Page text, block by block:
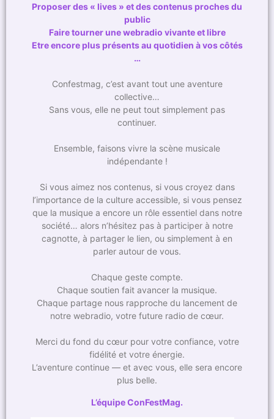
Proposer des « lives » et des contenus proches du
public
Faire tourner une webradio vivante et libre
Etre encore plus présents au quotidien à vos côtés
…
Confestmag, c’est avant tout une aventure
collective…
Sans vous, elle ne peut tout simplement pas
continuer.
Ensemble, faisons vivre la scène musicale
indépendante !
Si vous aimez nos contenus, si vous croyez dans
l’importance de la culture accessible, si vous pensez
que la musique a encore un rôle essentiel dans notre
société… alors n’hésitez pas à participer à notre
cagnotte, à partager le lien, ou simplement à en
parler autour de vous.
Chaque geste compte.
Chaque soutien fait avancer la musique.
Chaque partage nous rapproche du lancement de
notre webradio, votre future radio de cœur.
Merci du fond du cœur pour votre confiance, votre
fidélité et votre énergie.
L’aventure continue — et avec vous, elle sera encore
plus belle.
L’équipe ConFestMag.